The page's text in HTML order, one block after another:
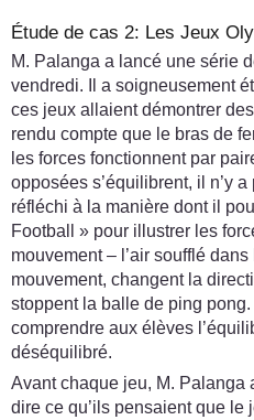
Étude de cas 2: Les Jeux
M. Palanga a lancé une série
vendredi. Il a soigneusement
ces jeux allaient démontrer
rendu compte que le bras de
les forces fonctionnent par
opposées s’équilibrent, il n’y
réfléchi à la manière dont il
Football » pour illustrer les
mouvement – l’air soufflé
mouvement, changent la
stoppent la balle de ping
comprendre aux élèves
déséquilibré.
Avant chaque jeu, M. Palanga
dire ce qu’ils pensaient que le